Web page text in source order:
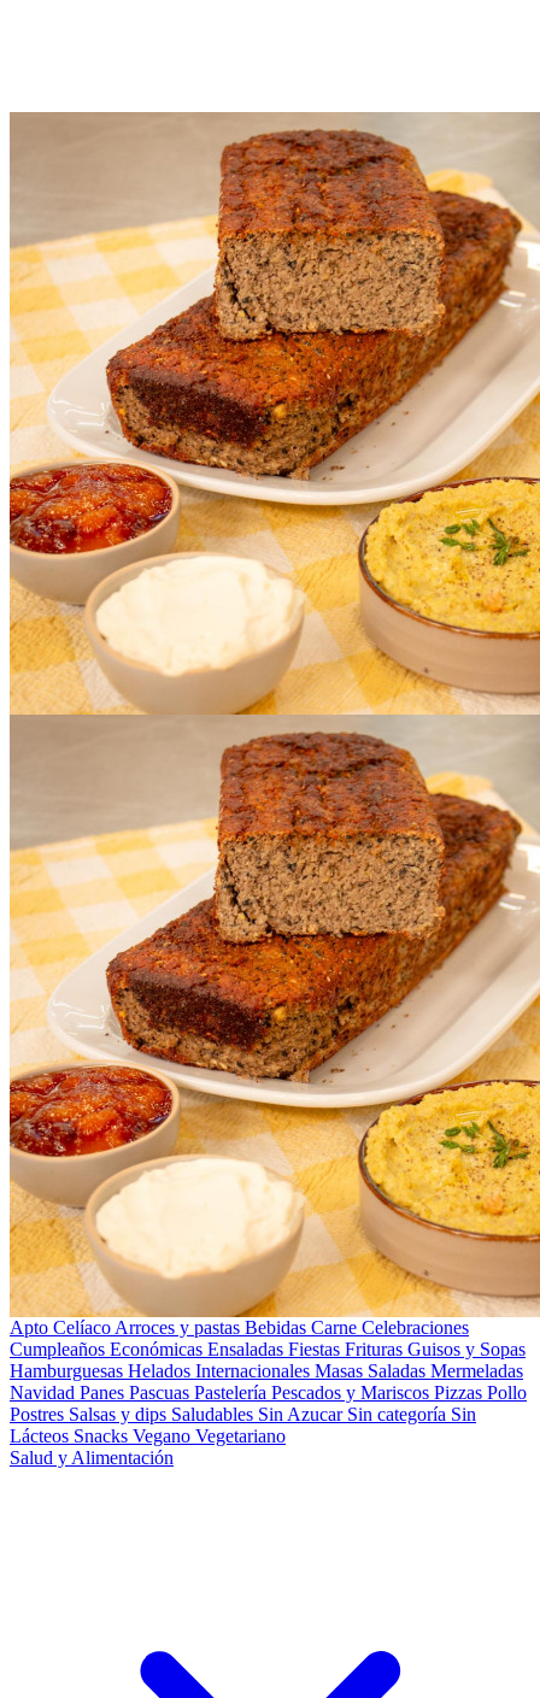
Apto Celíaco Arroces y pastas Bebidas Carne Celebraciones
Cumpleaños Económicas Ensaladas Fiestas Frituras Guisos y Sopas
Hamburguesas Helados Internacionales Masas Saladas Mermeladas
Navidad Panes Pascuas Pastelería Pescados y Mariscos Pizzas Pollo
Postres Salsas y dips Saludables Sin Azucar Sin categoría Sin
Lácteos Snacks Vegano Vegetariano
Salud y Alimentación